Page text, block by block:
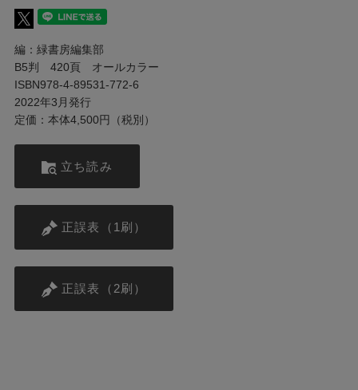
編：緑書房編集部
B5判 420頁 オールカラー
ISBN978-4-89531-772-6
2022年3月発行
定価：本体4,500円（税別）
立ち読み
正誤表（1刷）
正誤表（2刷）